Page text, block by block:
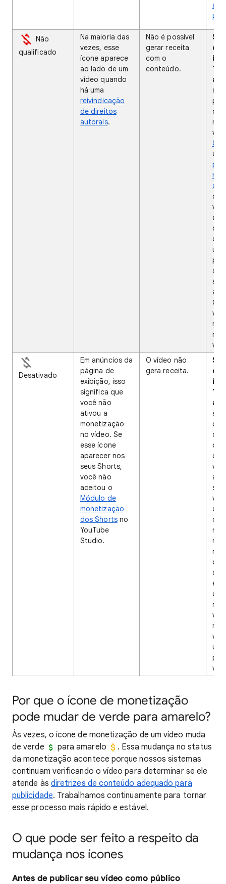
Não
qualificado
Na maioria das
vezes, esse
ícone aparece
ao lado de um
vídeo quando
há uma
reivindicação
de direitos
autorais.
Não é possível
gerar receita
com o
conteúdo.
Se
do
sem
Desativado
Em anúncios da
página de
exibição, isso
significa que
você não
ativou a
monetização
no vídeo. Se
esse ícone
aparecer nos
seus Shorts,
você não
aceitou o
Módulo de
monetização
dos Shortsno
YouTube
Studio.
O vídeo não
gera receita.
Se
do
do
Por que o ícone de monetização
pode mudar de verde para amarelo?
Às vezes, o ícone de monetização de um vídeo muda
de verde
para amarelo
. Essa mudança no status
da monetização acontece porque nossos sistemas
continuam verificando o vídeo para determinar se ele
atende às diretrizes de conteúdo adequado para
publicidade. Trabalhamos continuamente para tornar
esse processo mais rápido e estável.
O que pode ser feito a respeito da
mudança nos ícones
Antes de publicar seu vídeo como público